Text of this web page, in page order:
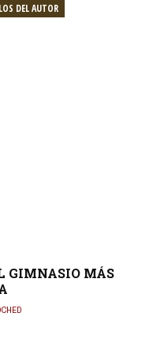
DEL AUTOR
GIMNASIO MÁS